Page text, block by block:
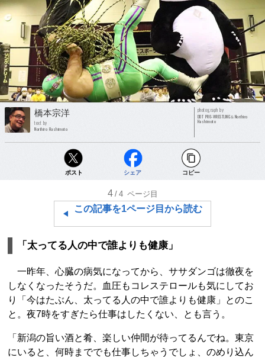
橋本宗洋
text by
Norihiro Hashimoto
photograph by
DDT PRO-WRESTLING＆Norihiro
Hashimoto
ポスト シェア コピー
4 /4 ページ目
この記事を1ページ目から読む
「太ってる人の中で誰よりも健康」
一昨年、心臓の病気になってから、ササダンゴは徹夜を
しなくなったそうだ。血圧もコレステロールも気にしてお
り「今はたぶん、太ってる人の中で誰よりも健康」とのこ
と。夜7時をすぎたら仕事はしたくない、とも言う。
「新潟の旨い酒と肴、楽しい仲間が待ってるんでね。東京
にいると、何時まででも仕事しちゃうでしょ、のめり込ん